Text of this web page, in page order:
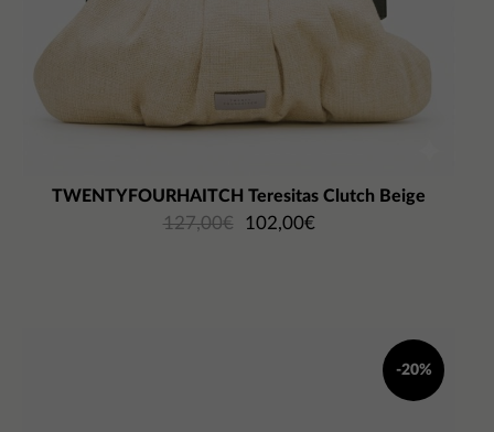
TWENTYFOURHAITCH Teresitas Clutch Beige
127,00€ 102,00€
-20%